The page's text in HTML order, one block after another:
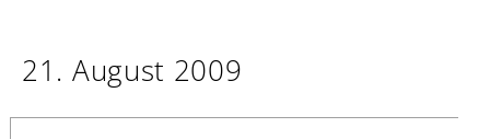
21. August 2009